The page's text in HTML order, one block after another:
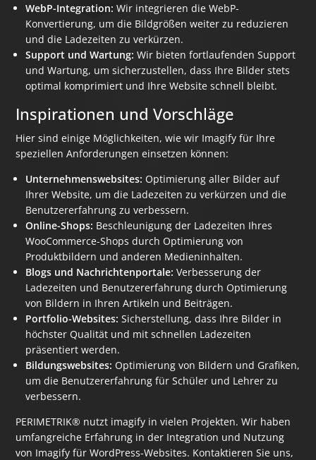
WebP-Integration: Wir integrieren die WebP-
Konvertierung, um die Bildgrößen weiter zu reduzieren
und die Ladezeiten zu verkürzen.
Support und Wartung: Wir bieten fortlaufenden Support
und Wartung, um sicherzustellen, dass Ihre Bilder stets
optimal komprimiert und Ihre Website schnell bleibt.
Inspirationen und Vorschläge
Hier sind einige Möglichkeiten, wie wir Imagify für Ihre
speziellen Anforderungen einsetzen können:
Unternehmenswebsites: Optimierung aller Bilder auf
Ihrer Website, um die Ladezeiten zu verkürzen und die
Benutzererfahrung zu verbessern.
Online-Shops: Beschleunigung der Ladezeiten Ihres
WooCommerce-Shops durch Optimierung von
Produktbildern und anderen Medieninhalten.
Blogs und Nachrichtenportale: Verbesserung der
Ladezeiten und Benutzererfahrung durch Optimierung
von Bildern in Ihren Artikeln und Beiträgen.
Portfolio-Websites: Sicherstellung, dass Ihre Bilder in
höchster Qualität und mit schnellen Ladezeiten
präsentiert werden.
Bildungswebsites: Optimierung von Bildern und Grafiken,
um die Benutzererfahrung für Schüler und Lehrer zu
verbessern.
PERIMETRIK® nutzt imagify in vielen Projekten. Wir haben
umfangreiche Erfahrung in der Integration und Nutzung
von Imagify für WordPress-Websites. Kontaktieren Sie uns,